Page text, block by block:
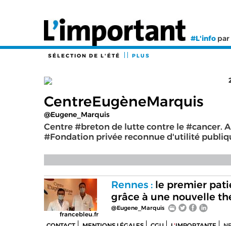
#L'info par
SÉLECTION DE L'ÉTÉ PLUS
CentreEugèneMarquis
@Eugene_Marquis
Centre #breton de lutte contre le #cancer.
#Fondation privée reconnue d'utilité
francebleu.fr
Rennes :le premier
grâce à une nouvelle
@Eugene_Marquis